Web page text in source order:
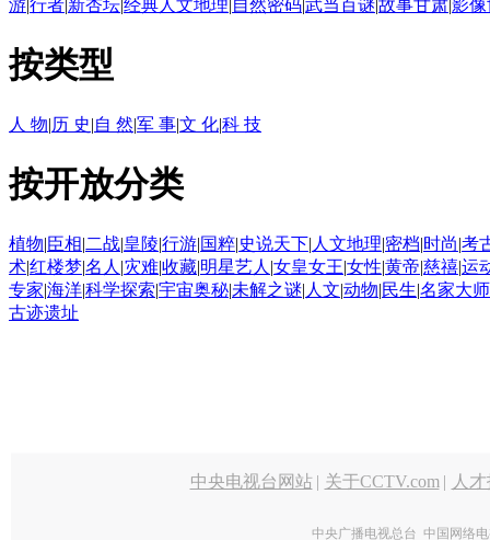
游|行者|新杏坛|经典人文地理|自然密码|武当百谜|故事甘肃|影
按类型
人 物|历 史|自 然|军 事|文 化|科 技
按开放分类
植物|臣相|二战|皇陵|行游|国粹|史说天下|人文地理|密档|时尚|考
术|红楼梦|名人|灾难|收藏|明星艺人|女皇女王|女性|黄帝|慈禧|运
专家|海洋|科学探索|宇宙奥秘|未解之谜|人文|动物|民生|名家大师
古迹遗址
中央电视台网站 | 关于CCTV.com | 人
中央广播电视总台 中国网络